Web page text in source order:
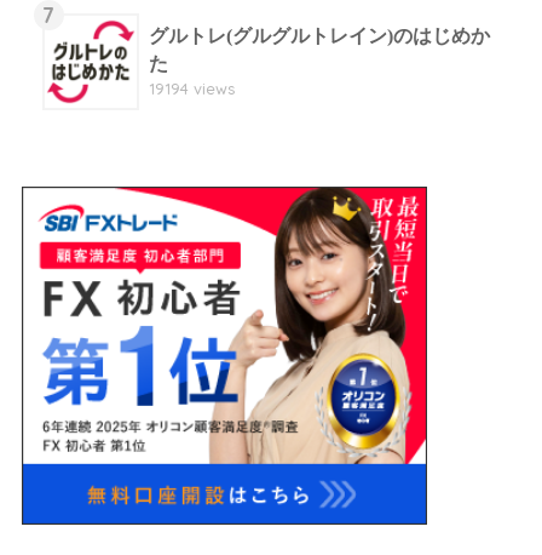
7
グルトレ(グルグルトレイン)のはじめか
た
19194 views